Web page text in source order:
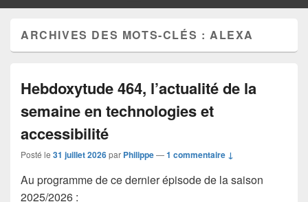
ARCHIVES DES MOTS-CLÉS : ALEXA
Hebdoxytude 464, l’actualité de la
semaine en technologies et
accessibilité
Posté le 31 juillet 2026par Philippe—1 commentaire ↓
Au programme de ce dernier épisode de la saison
2025/2026 :